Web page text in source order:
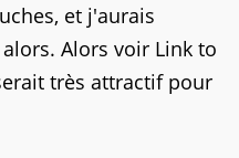
et j'aurais
Alors voir Link to
très attractif pour